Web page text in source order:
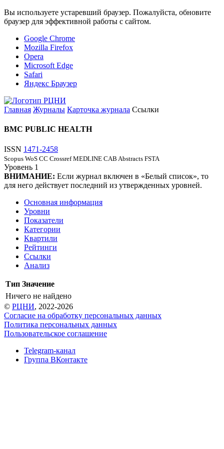
Вы используете устаревший браузер. Пожалуйста, обновите
браузер для эффективной работы с сайтом.
Google Chrome
Mozilla Firefox
Opera
Microsoft Edge
Safari
Яндекс Браузер
Главная Журналы Карточка журнала Ссылки
BMC PUBLIC HEALTH
ISSN 1471-2458
Scopus WoS CC Crossref MEDLINE CAB Abstracts FSTA
Уровень 1
ВНИМАНИЕ: Если журнал включен в «Белый список», то
для него действует последний из утвержденных уровней.
Основная информация
Уровни
Показатели
Категории
Квартили
Рейтинги
Ссылки
Анализ
Тип Значение
Ничего не найдено
© РЦНИ, 2022-2026
Согласие на обработку персональных данных
Политика персональных данных
Пользовательское соглашение
Telegram-канал
Группа ВКонтакте